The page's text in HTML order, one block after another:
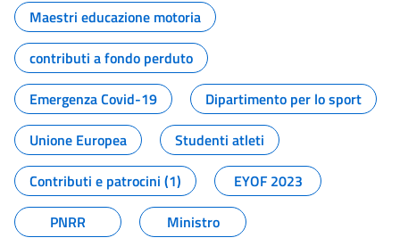
Maestri educazione motoria
contributi a fondo perduto
Emergenza Covid-19
Dipartimento per lo sport
Unione Europea
Studenti atleti
Contributi e patrocini (1)
EYOF 2023
PNRR
Ministro